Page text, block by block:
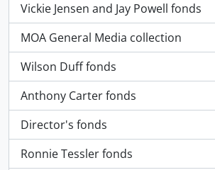
Vickie Jensen and Jay Powell fonds
, 4373 résultats
MOA General Media collection
, 3008 résultats
Wilson Duff fonds
, 2760 résultats
Anthony Carter fonds
, 1814 résultats
Director's fonds
, 1496 résultats
Ronnie Tessler fonds
, 1476 résultats